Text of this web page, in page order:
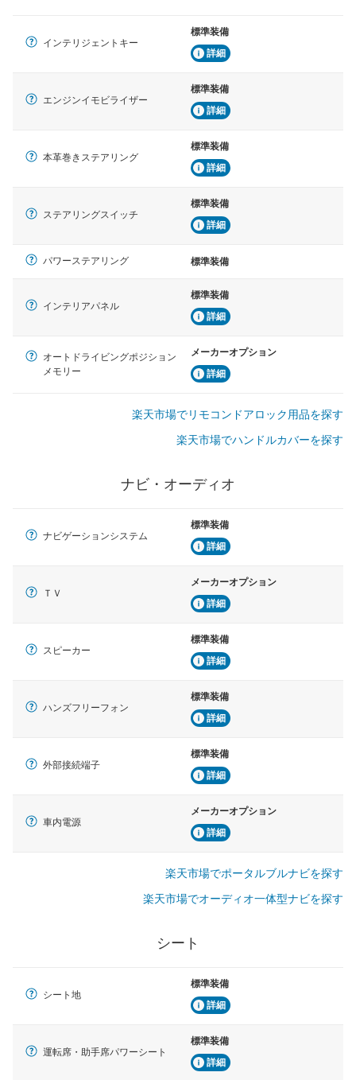
インテリジェントキー
標準装備
詳細
エンジンイモビライザー
標準装備
詳細
本革巻きステアリング
標準装備
詳細
ステアリングスイッチ
標準装備
詳細
パワーステアリング 標準装備
インテリアパネル
標準装備
詳細
オートドライビングポジション
メモリー
メーカーオプション
詳細
楽天市場でリモコンドアロック用品を探す
楽天市場でハンドルカバーを探す
ナビ・オーディオ
ナビゲーションシステム
標準装備
詳細
ＴＶ
メーカーオプション
詳細
スピーカー
標準装備
詳細
ハンズフリーフォン
標準装備
詳細
外部接続端子
標準装備
詳細
車内電源
メーカーオプション
詳細
楽天市場でポータルブルナビを探す
楽天市場でオーディオ一体型ナビを探す
シート
シート地
標準装備
詳細
運転席・助手席パワーシート
標準装備
詳細